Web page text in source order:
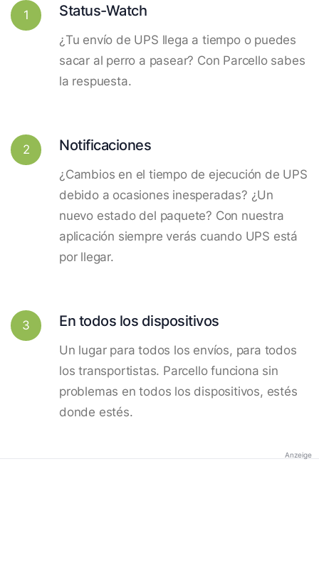
1 Status-Watch
¿Tu envío de UPS llega a tiempo o puedes
sacar al perro a pasear? Con Parcello sabes
la respuesta.
2 Notificaciones
¿Cambios en el tiempo de ejecución de UPS
debido a ocasiones inesperadas? ¿Un
nuevo estado del paquete? Con nuestra
aplicación siempre verás cuando UPS está
por llegar.
3 En todos los dispositivos
Un lugar para todos los envíos, para todos
los transportistas. Parcello funciona sin
problemas en todos los dispositivos, estés
donde estés.
Anzeige